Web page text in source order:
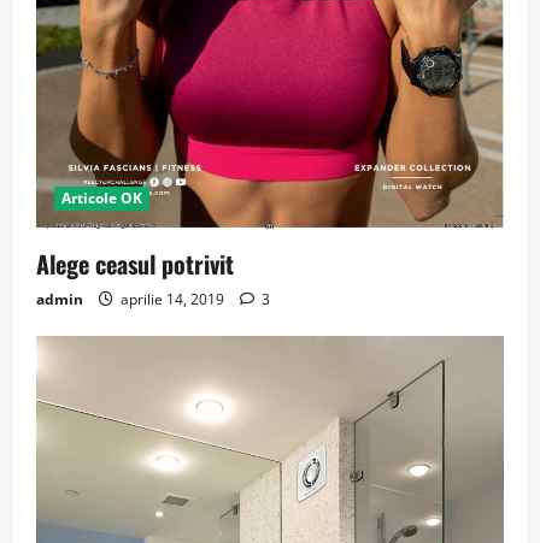
Articole OK
Alege ceasul potrivit
admin aprilie 14, 2019 3